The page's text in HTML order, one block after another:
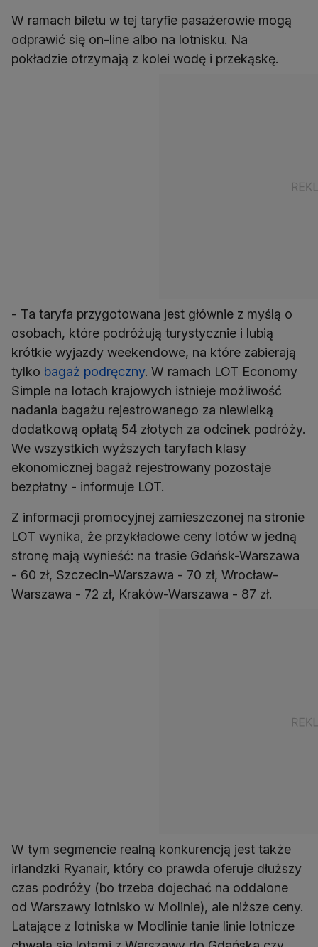
W ramach biletu w tej taryfie pasażerowie mogą
odprawić się on-line albo na lotnisku. Na
pokładzie otrzymają z kolei wodę i przekąskę.
- Ta taryfa przygotowana jest głównie z myślą o
osobach, które podróżują turystycznie i lubią
krótkie wyjazdy weekendowe, na które zabierają
tylko bagaż podręczny. W ramach LOT Economy
Simple na lotach krajowych istnieje możliwość
nadania bagażu rejestrowanego za niewielką
dodatkową opłatą 54 złotych za odcinek podróży.
We wszystkich wyższych taryfach klasy
ekonomicznej bagaż rejestrowany pozostaje
bezpłatny - informuje LOT.
Z informacji promocyjnej zamieszczonej na stronie
LOT wynika, że przykładowe ceny lotów w jedną
stronę mają wynieść: na trasie Gdańsk-Warszawa
- 60 zł, Szczecin-Warszawa - 70 zł, Wrocław-
Warszawa - 72 zł, Kraków-Warszawa - 87 zł.
W tym segmencie realną konkurencją jest także
irlandzki Ryanair, który co prawda oferuje dłuższy
czas podróży (bo trzeba dojechać na oddalone
od Warszawy lotnisko w Molinie), ale niższe ceny.
Latające z lotniska w Modlinie tanie linie lotnicze